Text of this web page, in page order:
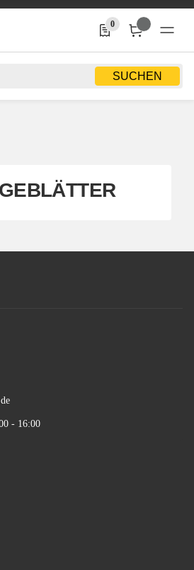
SUCHEN
0
0 Produkte in der Liste
- 16:00